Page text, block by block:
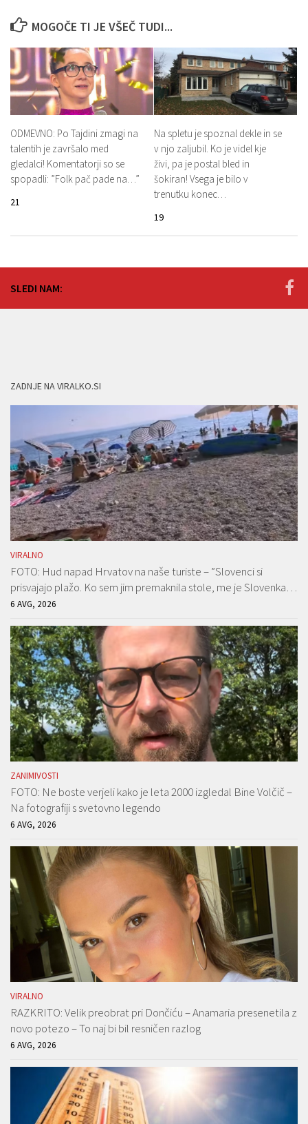
MOGOČE TI JE VŠEČ TUDI...
ODMEVNO: Po Tajdini zmagi na
talentih je završalo med
gledalci! Komentatorji so se
spopadli: ”Folk pač pade na…”
21
Na spletu je spoznal dekle in se
v njo zaljubil. Ko je videl kje
živi, pa je postal bled in
šokiran! Vsega je bilo v
trenutku konec…
19
SLEDI NAM:
ZADNJE NA VIRALKO.SI
VIRALNO
FOTO: Hud napad Hrvatov na naše turiste – ”Slovenci si
prisvajajo plažo. Ko sem jim premaknila stole, me je Slovenka…
6 AVG, 2026
ZANIMIVOSTI
FOTO: Ne boste verjeli kako je leta 2000 izgledal Bine Volčič –
Na fotografiji s svetovno legendo
6 AVG, 2026
VIRALNO
RAZKRITO: Velik preobrat pri Dončiću – Anamaria presenetila z
novo potezo – To naj bi bil resničen razlog
6 AVG, 2026